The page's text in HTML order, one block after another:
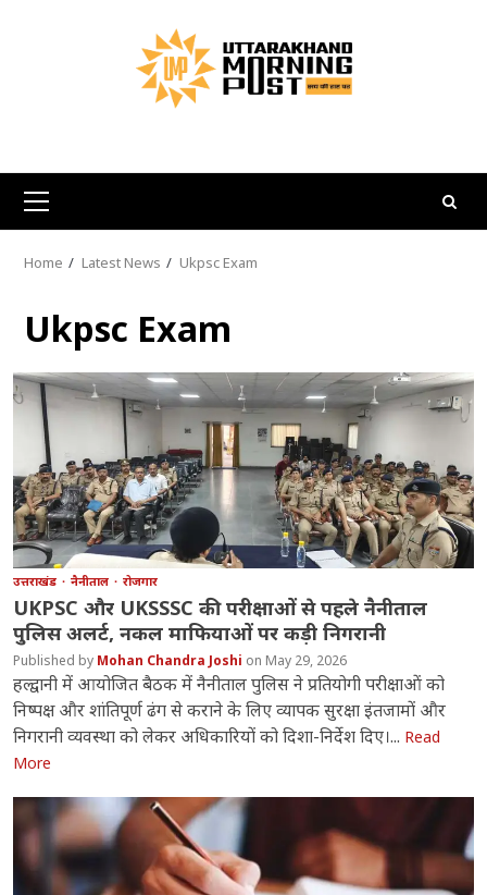
Primary
Menu
Home Latest News Ukpsc Exam
Ukpsc Exam
उत्तराखंड नैनीताल रोजगार
UKPSC और UKSSSC की परीक्षाओं से पहले नैनीताल
पुलिस अलर्ट, नकल माफियाओं पर कड़ी निगरानी
Mohan Chandra Joshi May 29, 2026
हल्द्वानी में आयोजित बैठक में नैनीताल पुलिस ने प्रतियोगी परीक्षाओं को
निष्पक्ष और शांतिपूर्ण ढंग से कराने के लिए व्यापक सुरक्षा इंतजामों और
निगरानी व्यवस्था को लेकर अधिकारियों को दिशा-निर्देश दिए।... Read
More